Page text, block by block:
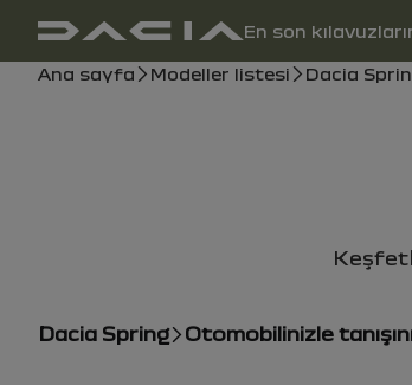
kullanıcı kılavuzu Ana
En son
Gezinti çubuğu
Ana sayfa Modeller listesi Dacia
Keşfet
Dacia Spring Otomobilinizle